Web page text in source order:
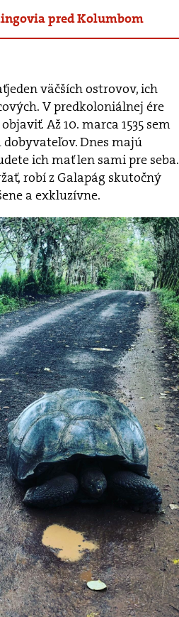
pred Kolumbom
väčších ostrovov, ich
V predkoloniálnej ére
Až 10. marca 1535 sem
Dnes majú
ich mať len sami pre seba.
robí z Galapág skutočný
a exkluzívne.